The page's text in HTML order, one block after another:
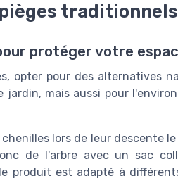
traditionnels
protéger votre
opter pour des alternatives
mais aussi pour
lors de leur descente
de l'arbre avec un sac
produit est adapté à